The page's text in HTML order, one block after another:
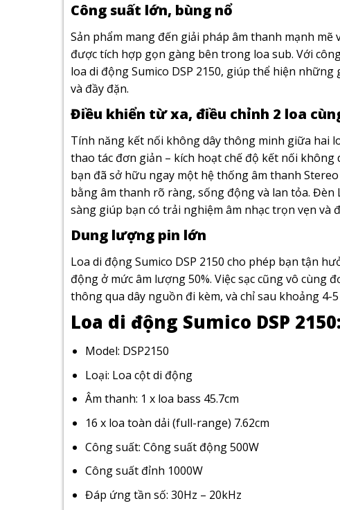
Công suất lớn, bùng nổ
Sản phẩm mang đến giải pháp âm thanh mạnh mẽ
được tích hợp gọn gàng bên trong loa sub. Với
loa di động Sumico DSP 2150, giúp thể hiện
và đầy đặn.
Điều khiển từ xa, điều chỉnh 2 loa
Tính năng kết nối không dây thông minh giữa hai
thao tác đơn giản – kích hoạt chế độ kết nối
bạn đã sở hữu ngay một hệ thống âm thanh
bằng âm thanh rõ ràng, sống động và lan tỏa. Đèn
sàng giúp bạn có trải nghiệm âm nhạc trọn vẹn và
Dung lượng pin lớn
Loa di động Sumico DSP 2150 cho phép bạn tận
động ở mức âm lượng 50%. Việc sạc cũng vô cùng
thông qua dây nguồn đi kèm, và chỉ sau khoảng 4-
Loa di động Sumico DSP
Model: DSP2150
Loại: Loa cột di động
Âm thanh: 1 x loa bass 45.7cm
16 x loa toàn dải (full-range) 7.62cm
Công suất: Công suất động 500W
Công suất đỉnh 1000W
Đáp ứng tần số: 30Hz – 20kHz